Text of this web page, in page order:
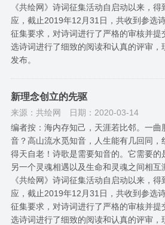
《共绘网》诗词征集活动自启动以来，
应，截止2019年12月31日，共收到参选
征集要求，对诗词进行了严格的审核并提
选诗词进行了细致的阅读和认真的评审，
发布。
新理念创立的先驱
来源：共绘网
日期：2020-03-14
编者按：海内存知己，天涯若比邻。一曲
音？高山流水觅知音，人生能有几回同
得天自老！诗歌是需要知音的。它需要
另一个灵魂相遇以及生命和灵魂之间相互
《共绘网》诗词征集活动自启动以来，
应，截止2019年12月31日，共收到参选
征集要求，对诗词进行了严格的审核并提
选诗词进行了细致的阅读和认真的评审，